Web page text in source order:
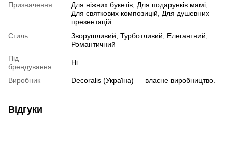
Призначення
Для ніжних букетів, Для подарунків мамі,
Для святкових композицій, Для душевних
презентацій
Стиль
Зворушливий, Турботливий, Елегантний,
Романтичний
Під
брендування
Ні
Виробник Decoralis (Україна) — власне виробництво.
Відгуки